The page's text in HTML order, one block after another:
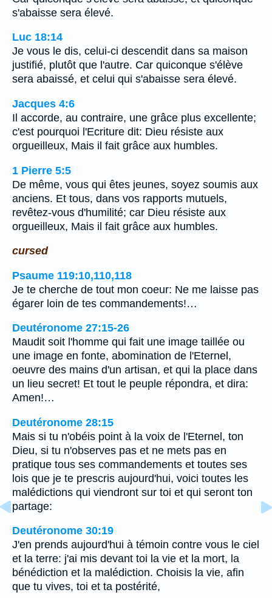
s'abaisse sera élevé.
Luc 18:14
Je vous le dis, celui-ci descendit dans sa maison
justifié, plutôt que l'autre. Car quiconque s'élève
sera abaissé, et celui qui s'abaisse sera élevé.
Jacques 4:6
Il accorde, au contraire, une grâce plus excellente;
c'est pourquoi l'Ecriture dit: Dieu résiste aux
orgueilleux, Mais il fait grâce aux humbles.
1 Pierre 5:5
De même, vous qui êtes jeunes, soyez soumis aux
anciens. Et tous, dans vos rapports mutuels,
revêtez-vous d'humilité; car Dieu résiste aux
orgueilleux, Mais il fait grâce aux humbles.
cursed
Psaume 119:10,110,118
Je te cherche de tout mon coeur: Ne me laisse pas
égarer loin de tes commandements!…
Deutéronome 27:15-26
Maudit soit l'homme qui fait une image taillée ou
une image en fonte, abomination de l'Eternel,
oeuvre des mains d'un artisan, et qui la place dans
un lieu secret! Et tout le peuple répondra, et dira:
Amen!…
Deutéronome 28:15
Mais si tu n'obéis point à la voix de l'Eternel, ton
Dieu, si tu n'observes pas et ne mets pas en
pratique tous ses commandements et toutes ses
lois que je te prescris aujourd'hui, voici toutes les
malédictions qui viendront sur toi et qui seront ton
partage:
Deutéronome 30:19
J'en prends aujourd'hui à témoin contre vous le ciel
et la terre: j'ai mis devant toi la vie et la mort, la
bénédiction et la malédiction. Choisis la vie, afin
que tu vives, toi et ta postérité,